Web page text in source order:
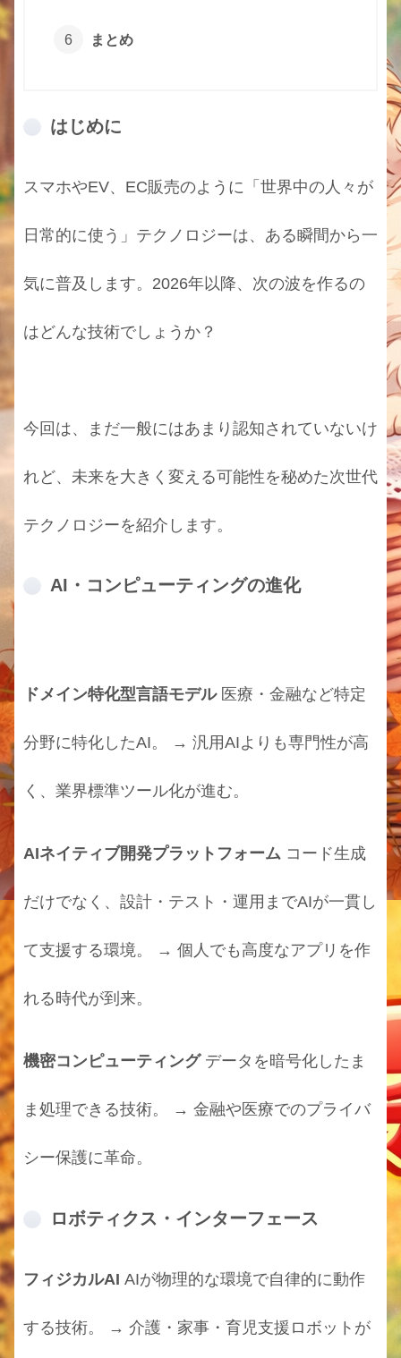
まとめ
はじめに
スマホやEV、EC販売のように「世界中の人々が
日常的に使う」テクノロジーは、ある瞬間から一
気に普及します。2026年以降、次の波を作るの
はどんな技術でしょうか？
今回は、まだ一般にはあまり認知されていないけ
れど、未来を大きく変える可能性を秘めた次世代
テクノロジーを紹介します。
AI・コンピューティングの進化
ドメイン特化型言語モデル医療・金融など特定
分野に特化したAI。 → 汎用AIよりも専門性が高
く、業界標準ツール化が進む。
AIネイティブ開発プラットフォーム コード生成
だけでなく、設計・テスト・運用までAIが一貫し
て支援する環境。 → 個人でも高度なアプリを作
れる時代が到来。
機密コンピューティングデータを暗号化したま
ま処理できる技術。 → 金融や医療でのプライバ
シー保護に革命。
ロボティクス・インターフェース
フィジカルAI AIが物理的な環境で自律的に動作
する技術。 → 介護・家事・育児支援ロボットが